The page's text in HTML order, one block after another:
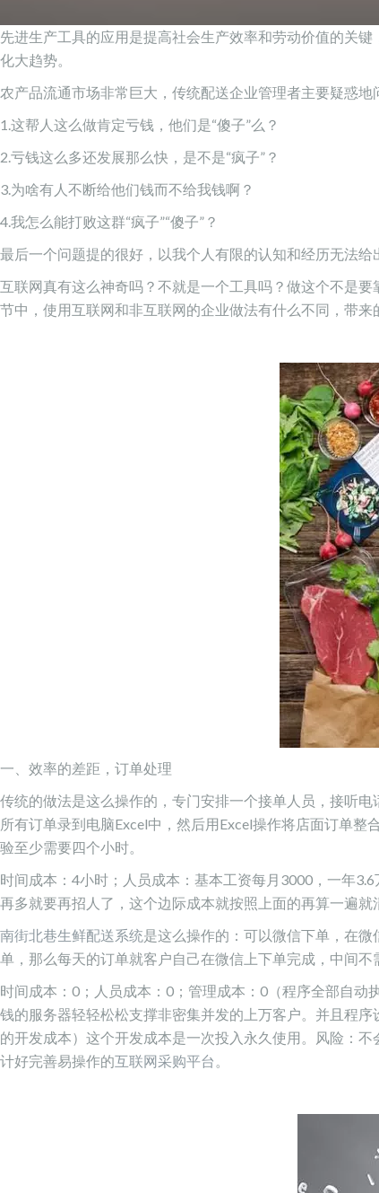
先进生产工具的应用是提高社会生产效率和劳动价值的关
化大趋势。
农产品流通市场非常巨大，传统配送企业管理者主要疑惑地
1.这帮人这么做肯定亏钱，他们是“傻子”么？
2.亏钱这么多还发展那么快，是不是“疯子”？
3.为啥有人不断给他们钱而不给我钱啊？
4.我怎么能打败这群“疯子”“傻子”？
最后一个问题提的很好，以我个人有限的认知和经历无法
互联网真有这么神奇吗？不就是一个工具吗？做这个不是
节中，使用互联网和非互联网的企业做法有什么不同，带来
一、效率的差距，订单处理
传统的做法是这么操作的，专门安排一个接单人员，接听
所有订单录到电脑Excel中，然后用Excel操作将店面订单
验至少需要四个小时。
时间成本：4小时；人员成本：基本工资每月3000，一年
再多就要再招人了，这个边际成本就按照上面的再算一遍
南街北巷生鲜配送系统是这么操作的：可以微信下单，在
单，那么每天的订单就客户自己在微信上下单完成，中间
时间成本：0；人员成本：0；管理成本：0（程序全部自
钱的服务器轻轻松松支撑非密集并发的上万客户。并且程
的开发成本）这个开发成本是一次投入永久使用。风险：
计好完善易操作的互联网采购平台 。